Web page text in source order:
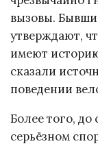
вызовы.
утверждают,
имеют
сказали
поведении
Более того, до
серьёзном